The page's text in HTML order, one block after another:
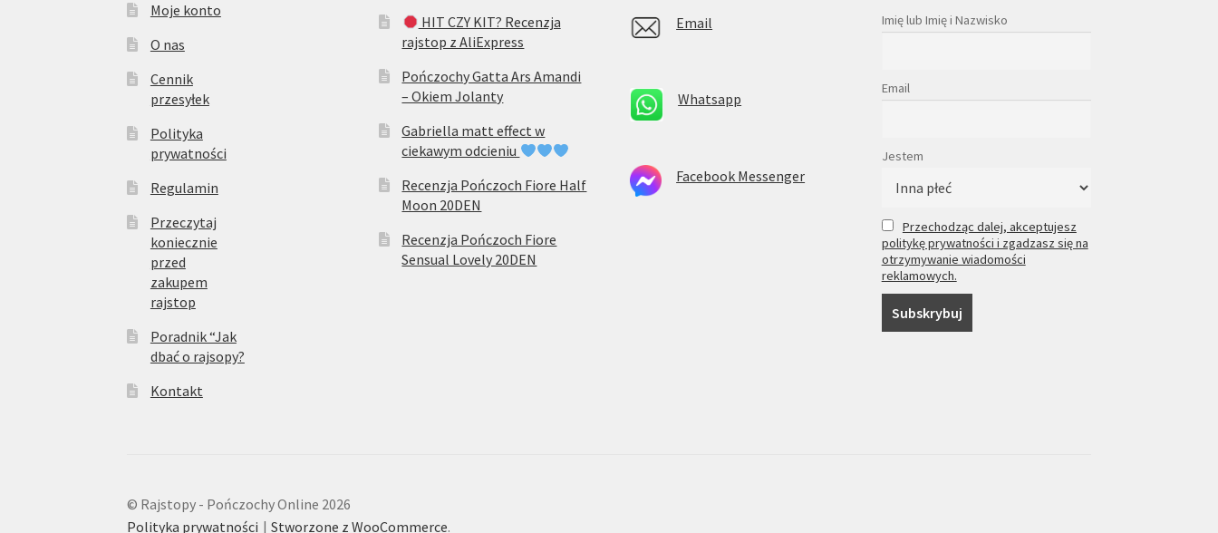
Moje konto
O nas
Cennik
przesyłek
Polityka
prywatności
Regulamin
Przeczytaj
koniecznie
przed
zakupem
rajstop
Poradnik “Jak
dbać o rajsopy?
Kontakt
HIT CZY KIT? Recenzja
rajstop z AliExpress
Pończochy Gatta Ars Amandi
– Okiem Jolanty
Gabriella matt effect w
ciekawym odcieniu
Recenzja Pończoch Fiore Half
Moon 20DEN
Recenzja Pończoch Fiore
Sensual Lovely 20DEN
Email
Whatsapp
Facebook Messenger
Imię lub Imię i Nazwisko
Email
Jestem
Przechodząc dalej, akceptujesz
politykę prywatności i zgadzasz się na
otrzymywanie wiadomości
reklamowych.
© Rajstopy - Pończochy Online 2026
Polityka prywatności
Stworzone z WooCommerce.